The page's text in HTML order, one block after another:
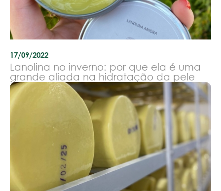
17/09/2022
Lanolina no inverno: por que ela é uma
grande aliada na hidratação da pele